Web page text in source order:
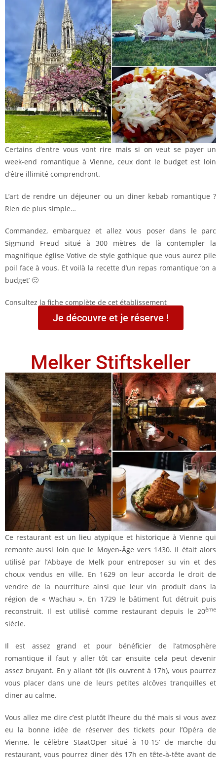
Certains d’entre vous vont rire mais si on veut se payer un
week-end romantique à Vienne, ceux dont le budget est loin
d’être illimité comprendront.
L’art de rendre un déjeuner ou un diner kebab romantique ?
Rien de plus simple…
Commandez, embarquez et allez vous poser dans le parc
Sigmund Freud situé à 300 mètres de là contempler la
magnifique église Votive de style gothique que vous aurez pile
poil face à vous. Et voilà la recette d’un repas romantique ‘on a
budget’ 🙂
Consultez la fiche complète de cet établissement
Je découvre et je réserve !
Melker Stiftskeller
Ce restaurant est un lieu atypique et historique à Vienne qui
remonte aussi loin que le Moyen-Âge vers 1430. Il était alors
utilisé par l’Abbaye de Melk pour entreposer su vin et des
choux vendus en ville. En 1629 on leur accorda le droit de
vendre de la nourriture ainsi que leur vin produit dans la
région de « Wachau ». En 1729 le bâtiment fut détruit puis
reconstruit. Il est utilisé comme restaurant depuis le 20ème
siècle.
Il est assez grand et pour bénéficier de l’atmosphère
romantique il faut y aller tôt car ensuite cela peut devenir
assez bruyant. En y allant tôt (ils ouvrent à 17h), vous pourrez
vous placer dans une de leurs petites alcôves tranquilles et
diner au calme.
Vous allez me dire c’est plutôt l’heure du thé mais si vous avez
eu la bonne idée de réserver des tickets pour l’Opéra de
Vienne, le célèbre StaatOper situé à 10-15’ de marche du
restaurant, vous pourrez diner dès 17h en tête-à-tête avant de